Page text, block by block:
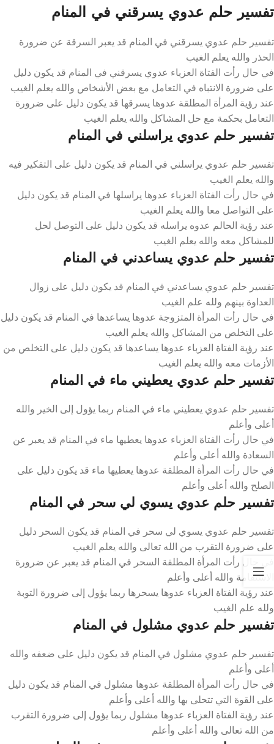
تفسير حلم عدوي يسرقني في المنام
تفسير حلم عدوي يسرقني في المنام قد يعبر السرقة عن ضرورة
الحذر والله يعلم الغيب
في حال رأت الفتاة العزباء عدوي يسرقني في المنام قد يكون دليل
على ضرورة الانتباه في التعامل مع بعض الأشخاص والله يعلم الغيب
عند رؤية المرأة المطلقة عدوها يسرقها قد يكون دليل على ضرورة
التعامل بحكمة مع حل المشاكل والله يعلم الغيب
تفسير حلم عدوي يراسلني في المنام
تفسير حلم عدوي يراسلني في المنام قد يكون دليل على التفكير فيه
والله يعلم الغيب
في حال رأت الفتاة العزباء عدوها يراسلها في المنام قد يكون دليل
على التواصل معا والله يعلم الغيب
عند رؤية الحالم عدوه يراسله قد يكون دليل على التوصل لحل
للمشاكل معه والله يعلم الغيب
تفسير حلم عدوي يساعدني في المنام
تفسير حلم عدوي يساعدني في المنام قد يكون دليل على زوال
العداوة بينهم ولله علم الغيب
في حال رأت المرأة المتزوجة عدوها يساعدها في المنام قد يكون دليل
على التخلص من المشاكل والله يعلم الغيب
عند رؤية الفتاة العزباء عدوها يساعدها قد يكون دليل على التخلص من
الأزمات معه والله يعلم الغيب
تفسير حلم عدوي يعطيني ماء في المنام
تفسير حلم عدوي يعطيني ماء في المنام ربما يؤول إلى الخير والله
أعلى وأعلم
في حال رأت الفتاة العزباء عدوها يعطيها ماء في المنام قد يعبر عن
السعادة والله أعلى وأعلم
في حال رأت المرأة المطلقة عدوها يعطيها ماء قد يكون دليل على
الصلح والله أعلى وأعلم
تفسير حلم عدوي يسوي لي سحر في المنام
تفسير حلم عدوي يسوي لي سحر في المنام قد يكون السحر دليل
على ضرورة التقرب من الله تعالى والله يعلم الغيب
في حال رأت المرأة المطلقة السحر في المنام قد يعبر عن ضرورة
الاستقامة والله أعلى وأعلم
عند رؤية الفتاة العزباء عدوها يسحرها ربما يؤول إلى ضرورة التوبة
ولله علم الغيب
تفسير حلم عدوي مشلول في المنام
تفسير حلم عدوي مشلول في المنام قد يكون دليل على ضعفه والله
أعلى وأعلم
في حال رأت المرأة المطلقة عدوها مشلول في المنام قد يكون دليل
على القوة التي تتحلى بها والله أعلى وأعلم
عند رؤية الفتاة العزباء عدوها مشلول ربما يؤول إلى ضرورة التقرب
من الله تعالى والله أعلى وأعلم